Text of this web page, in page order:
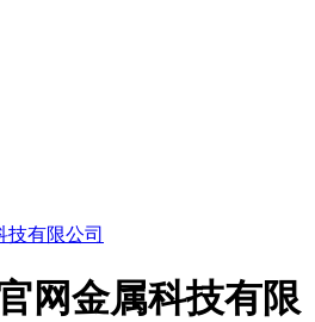
网金属科技有限